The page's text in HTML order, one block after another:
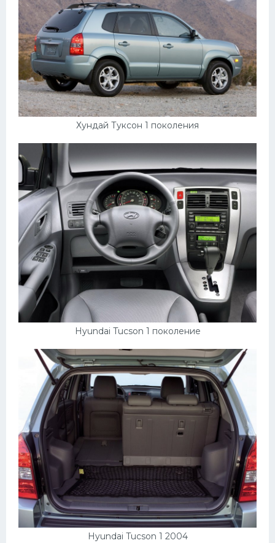
Хундай Туксон 1 поколения
Hyundai Tucson 1 поколение
Hyundai Tucson 1 2004